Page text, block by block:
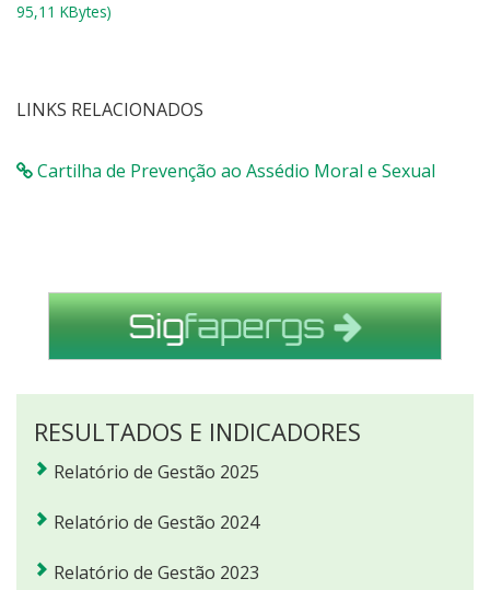
95,11 KBytes)
LINKS RELACIONADOS
Cartilha de Prevenção ao Assédio Moral e Sexual
RESULTADOS E INDICADORES
Relatório de Gestão 2025
Relatório de Gestão 2024
Relatório de Gestão 2023